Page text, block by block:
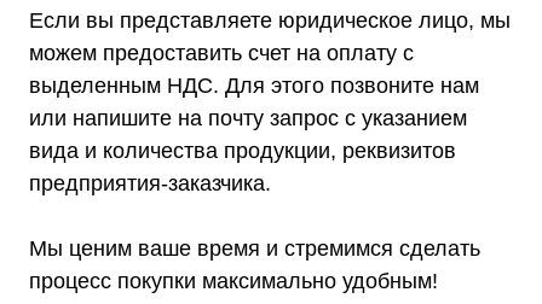
Если вы представляете юридическое лицо, мы
можем предоставить счет на оплату с
выделенным НДС. Для этого позвоните нам
или напишите на почту запрос с указанием
вида и количества продукции, реквизитов
предприятия-заказчика.
Мы ценим ваше время и стремимся сделать
процесс покупки максимально удобным!
Статьи
Контакты
Условия оформления заказа
Режим работы: Пн-Пт: 9:00 —
18:00
8 (800) 444-75-17